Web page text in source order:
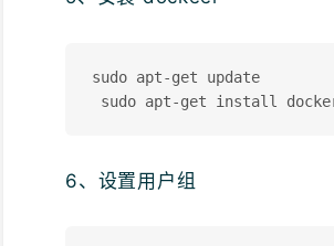
sudo apt-get update
6、设置用户组